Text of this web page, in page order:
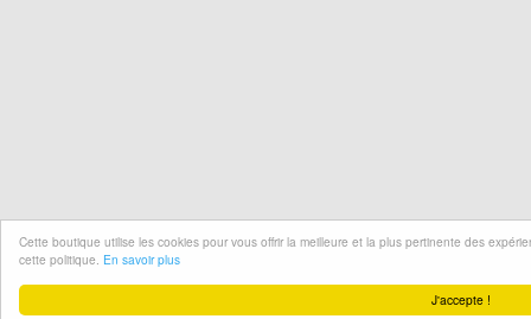
J'accepte !
Cette boutique utilise les cookies pour vous offrir la meilleure et la plus pertinente des
cette politique. En savoir plus